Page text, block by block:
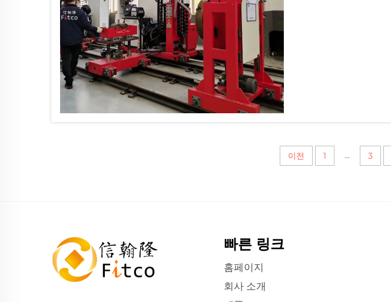
이전 1 ... 3
빠른 링크
홈페이지
회사 소개